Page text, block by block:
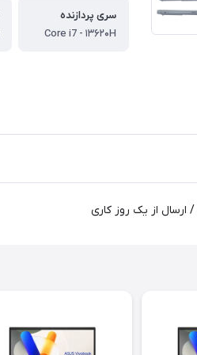
سری پردازنده
Core i7 - ۱۳۶۲۰H